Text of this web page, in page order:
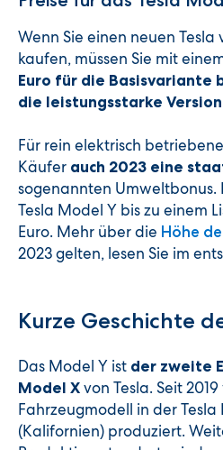
Wenn Sie einen neuen Tesla
kaufen, müssen Sie mit
Euro für die Basisvariante
die leistungsstarke Version
Für rein elektrisch
Käufer auch 2023 eine
sogenannten Umweltbonus.
Tesla Model Y bis zu einem
Euro. Mehr über die Höhe
2023 gelten, lesen Sie im
Kurze Geschichte
Das Model Y ist der zweite
Model X von Tesla. Seit
Fahrzeugmodell in der
(Kalifornien) produziert.